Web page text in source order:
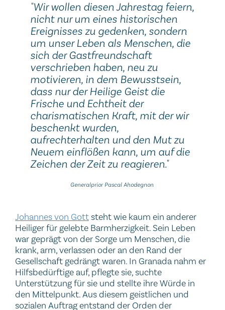
"Wir wollen diesen Jahrestag feiern,
nicht nur um eines historischen
Ereignisses zu gedenken, sondern
um unser Leben als Menschen, die
sich der Gastfreundschaft
verschrieben haben, neu zu
motivieren, in dem Bewusstsein,
dass nur der Heilige Geist die
Frische und Echtheit der
charismatischen Kraft, mit der wir
beschenkt wurden,
aufrechterhalten und den Mut zu
Neuem einflößen kann, um auf die
Zeichen der Zeit zu reagieren."
Generalprior Pascal Ahodegnon
Johannes von Gottsteht wie kaum ein anderer
Heiliger für gelebte Barmherzigkeit. Sein Leben
war geprägt von der Sorge um Menschen, die
krank, arm, verlassen oder an den Rand der
Gesellschaft gedrängt waren. In Granada nahm er
Hilfsbedürftige auf, pflegte sie, suchte
Unterstützung für sie und stellte ihre Würde in
den Mittelpunkt. Aus diesem geistlichen und
sozialen Auftrag entstand der Orden der